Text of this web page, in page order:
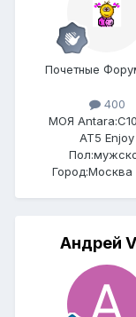
Почетные
400
МОЯ Antara:
AT5 Enjoy
Пол:
Город:
Андрей